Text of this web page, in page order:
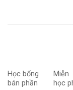
Học bổng
bán phần
Miễn
học